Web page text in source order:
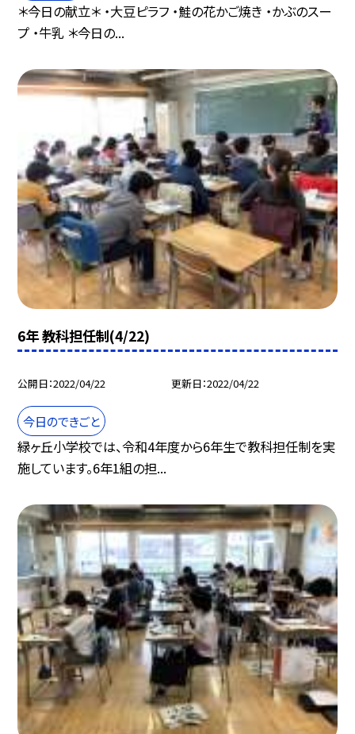
＊今日の献立＊ ・大豆ピラフ ・鮭の花かご焼き ・かぶのスー
プ ・牛乳 ＊今日の...
6年 教科担任制(4/22)
公開日 2022/04/22 更新日 2022/04/22
今日のできごと
緑ヶ丘小学校では、令和4年度から6年生で教科担任制を実
施しています。6年1組の担...